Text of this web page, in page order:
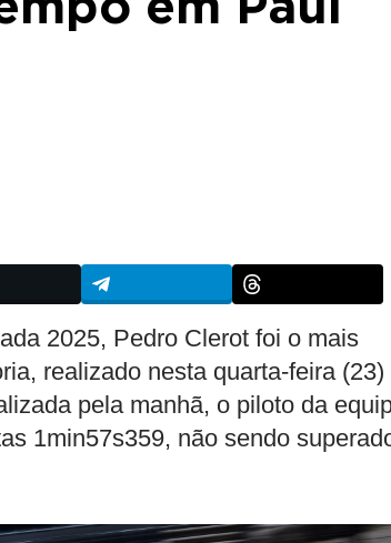
2025, Pedro Clerot foi o mais
realizado nesta quarta-feira (23)
pela manhã, o piloto da
1min57s359, não sendo